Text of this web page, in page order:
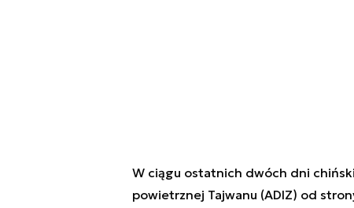
W ciągu ostatnich dwóch dni
powietrznej Tajwanu (ADIZ) od